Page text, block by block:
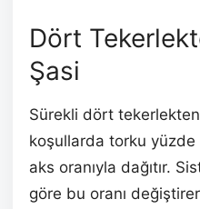
Dört
Şasi
Sürekli dört
koşullarda torku
aks oranıyla dağıtır.
göre bu oranı